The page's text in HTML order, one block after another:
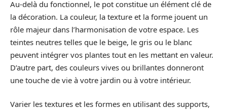
Au-delà du fonctionnel, le pot constitue un élément clé de
la décoration. La couleur, la texture et la forme jouent un
rôle majeur dans l’harmonisation de votre espace. Les
teintes neutres telles que le beige, le gris ou le blanc
peuvent intégrer vos plantes tout en les mettant en valeur.
D’autre part, des couleurs vives ou brillantes donneront
une touche de vie à votre jardin ou à votre intérieur.
Varier les textures et les formes en utilisant des supports,